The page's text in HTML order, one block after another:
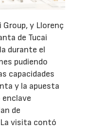
Group, y Llorenç
de Tucai
durante el
pudiendo
capacidades
y la apuesta
enclave
de
visita contó